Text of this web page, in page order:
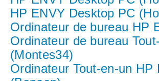
HP ENVY Desktop PC
Ordinateur de bureau HP
Ordinateur de bureau
(Montes34)
Ordinateur Tout-en-un